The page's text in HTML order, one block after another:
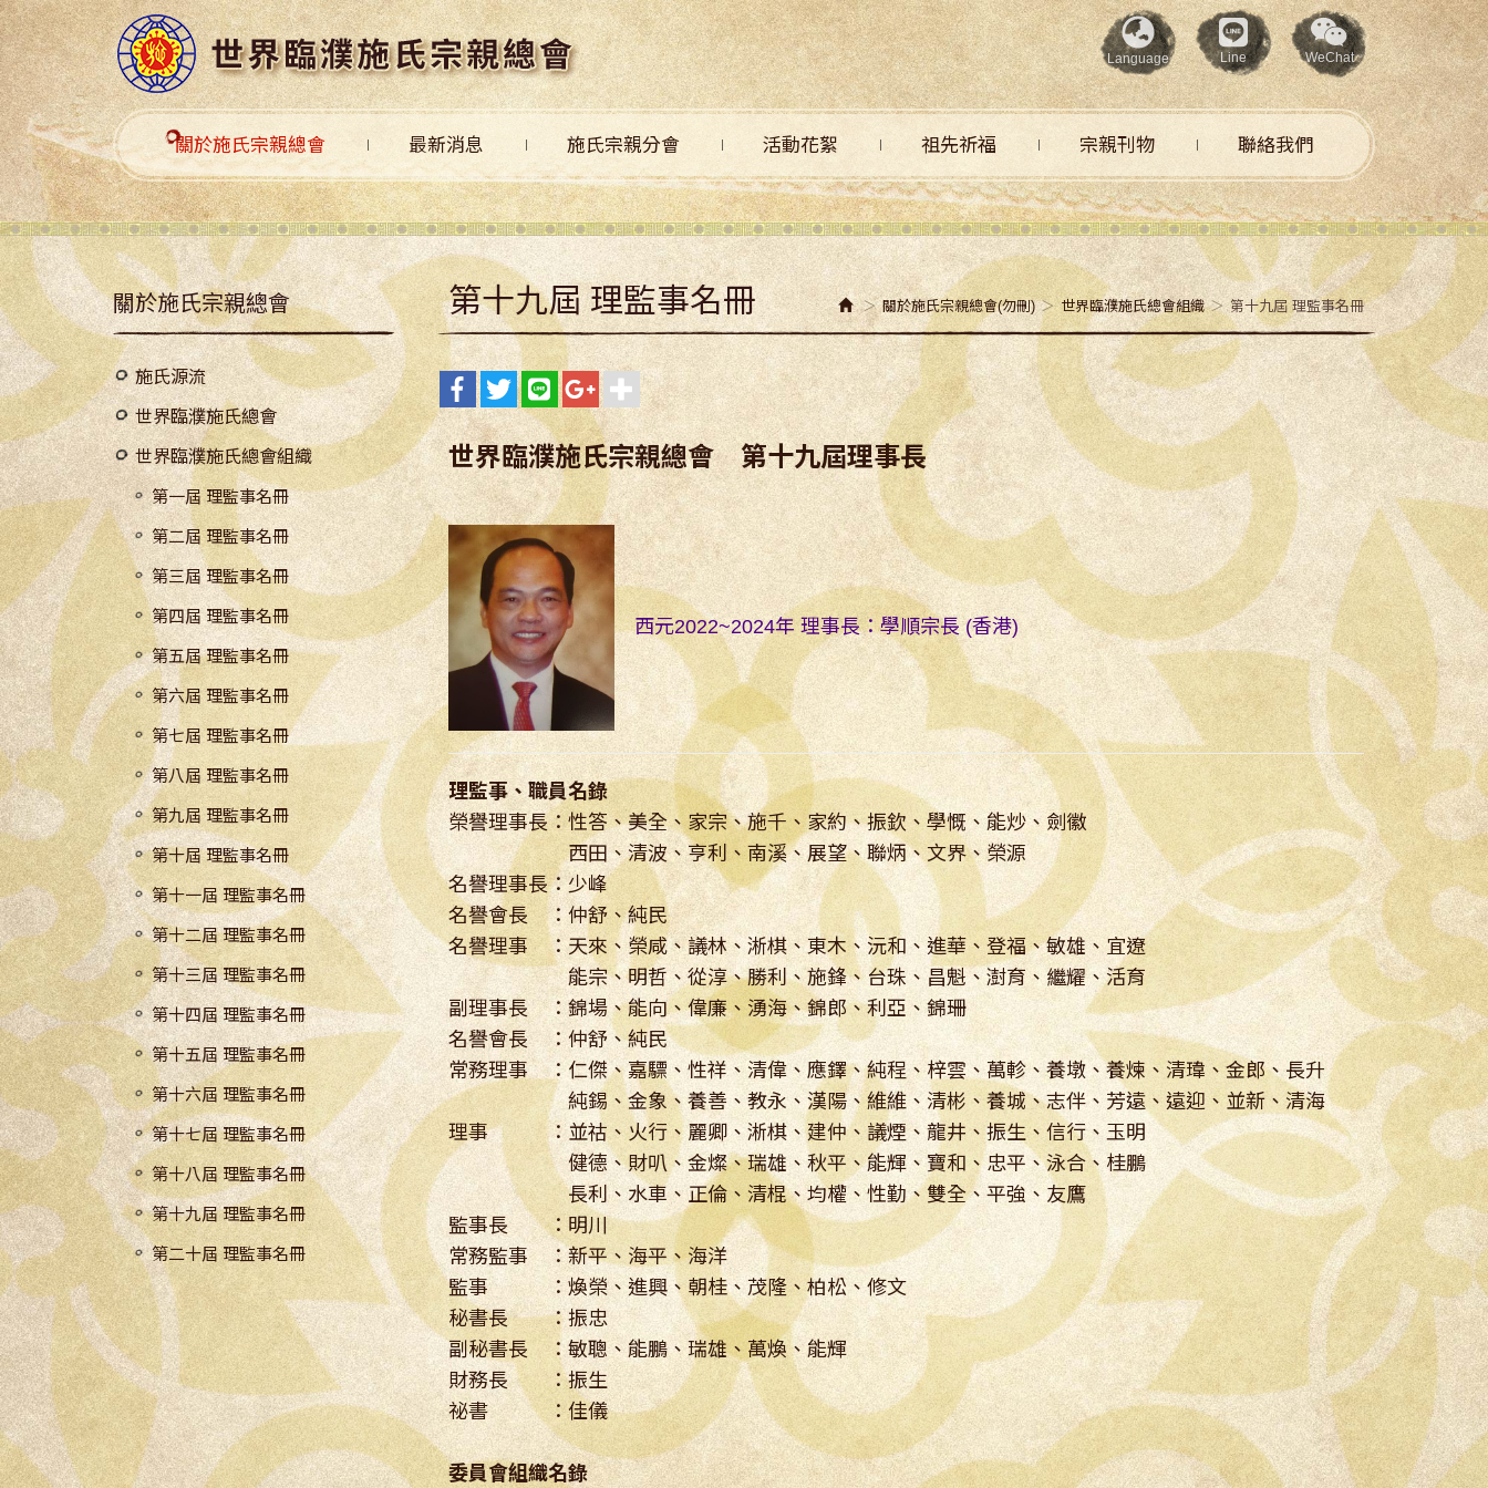
關於施氏宗親總會 最新消息 施氏宗親分會 活動花絮 祖先祈福 宗親刊物 聯絡我們
Language Line WeChat
關於施氏宗親總會
施氏源流
世界臨濮施氏總會
世界臨濮施氏總會組織
第一屆 理監事名冊
第二屆 理監事名冊
第三屆 理監事名冊
第四屆 理監事名冊
第五屆 理監事名冊
第六屆 理監事名冊
第七屆 理監事名冊
第八屆 理監事名冊
第九屆 理監事名冊
第十屆 理監事名冊
第十一屆 理監事名冊
第十二屆 理監事名冊
第十三屆 理監事名冊
第十四屆 理監事名冊
第十五屆 理監事名冊
第十六屆 理監事名冊
第十七屆 理監事名冊
第十八屆 理監事名冊
第十九屆 理監事名冊
第二十屆 理監事名冊
關於施氏宗親總會(勿刪) 世界臨濮施氏總會組織 第十九屆 理監事名冊
第十九屆 理監事名冊
世界臨濮施氏宗親總會 第十九屆理事長
西元2022~2024年 理事長：學順宗長 (香港)
理監事、職員名錄
榮譽理事長：性答、美全、家宗、施千、家約、振欽、學慨、能炒、劍徽
西田、清波、亨利、南溪、展望、聯炳、文界、榮源
名譽理事長：少峰
名譽會長 ：仲舒、純民
名譽理事 ：天來、榮咸、議林、淅棋、東木、沅和、進華、登福、敏雄、宜遼
能宗、明哲、從淳、勝利、施鋒、台珠、昌魁、澍育、繼耀、活育
副理事長 ：錦場、能向、偉廉、湧海、錦郎、利亞、錦珊
名譽會長 ：仲舒、純民
常務理事 ：仁傑、嘉驃、性祥、清偉、應鐸、純程、梓雲、萬軫、養墩、養煉、清瑋、金郎、長升
純錫、金象、養善、教永、漢陽、維維、清彬、養城、志伴、芳遠、遠迎、並新、清海
理事 ：並祜、火行、麗卿、淅棋、建仲、議煙、龍井、振生、信行、玉明
健德、財叭、金燦、瑞雄、秋平、能輝、寶和、忠平、泳合、桂鵬
長利、水車、正倫、清棍、均權、性勤、雙全、平強、友鷹
監事長 ：明川
常務監事 ：新平、海平、海洋
監事 ：煥榮、進興、朝桂、茂隆、柏松、修文
秘書長 ：振忠
副秘書長 ：敏聰、能鵬、瑞雄、萬煥、能輝
財務長 ：振生
祕書 ：佳儀
委員會組織名錄